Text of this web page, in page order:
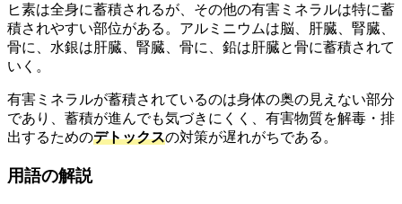
ヒ素は全身に蓄積されるが、その他の有害ミネラルは特に蓄
積されやすい部位がある。アルミニウムは脳、肝臓、腎臓、
骨に、水銀は肝臓、腎臓、骨に、鉛は肝臓と骨に蓄積されて
いく。
有害ミネラルが蓄積されているのは身体の奥の見えない部分
であり、蓄積が進んでも気づきにくく、有害物質を解毒・排
出するためのデトックスの対策が遅れがちである。
用語の解説